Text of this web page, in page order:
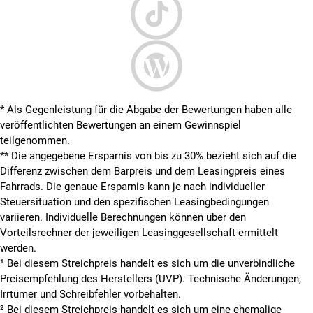
* Als Gegenleistung für die Abgabe der Bewertungen haben alle
veröffentlichten Bewertungen an einem Gewinnspiel
teilgenommen.
** Die angegebene Ersparnis von bis zu 30% bezieht sich auf die
Differenz zwischen dem Barpreis und dem Leasingpreis eines
Fahrrads. Die genaue Ersparnis kann je nach individueller
Steuersituation und den spezifischen Leasingbedingungen
variieren. Individuelle Berechnungen können über den
Vorteilsrechner der jeweiligen Leasinggesellschaft ermittelt
werden.
¹ Bei diesem Streichpreis handelt es sich um die unverbindliche
Preisempfehlung des Herstellers (UVP). Technische Änderungen,
Irrtümer und Schreibfehler vorbehalten.
² Bei diesem Streichpreis handelt es sich um eine ehemalige